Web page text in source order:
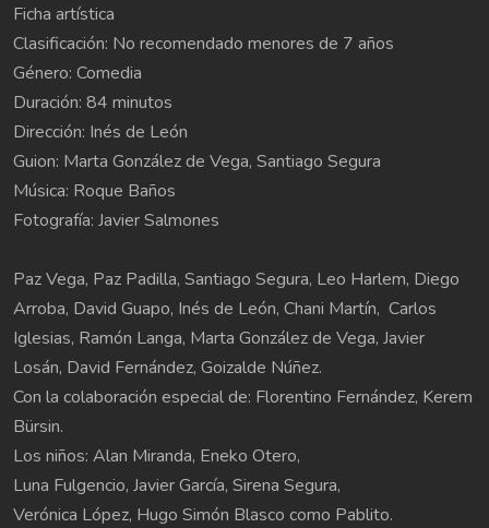
Ficha artística
Clasificación: No recomendado menores de 7 años
Género: Comedia
Duración: 84 minutos
Dirección: Inés de León
Guion: Marta González de Vega, Santiago Segura
Música: Roque Baños
Fotografía: Javier Salmones
Paz Vega, Paz Padilla, Santiago Segura, Leo Harlem, Diego
Arroba, David Guapo, Inés de León, Chani Martín, Carlos
Iglesias, Ramón Langa, Marta González de Vega, Javier
Losán, David Fernández, Goizalde Núñez.
Con la colaboración especial de: Florentino Fernández, Kerem
Bürsin.
Los niños: Alan Miranda, Eneko Otero,
Luna Fulgencio, Javier García, Sirena Segura,
Verónica López, Hugo Simón Blasco como Pablito.